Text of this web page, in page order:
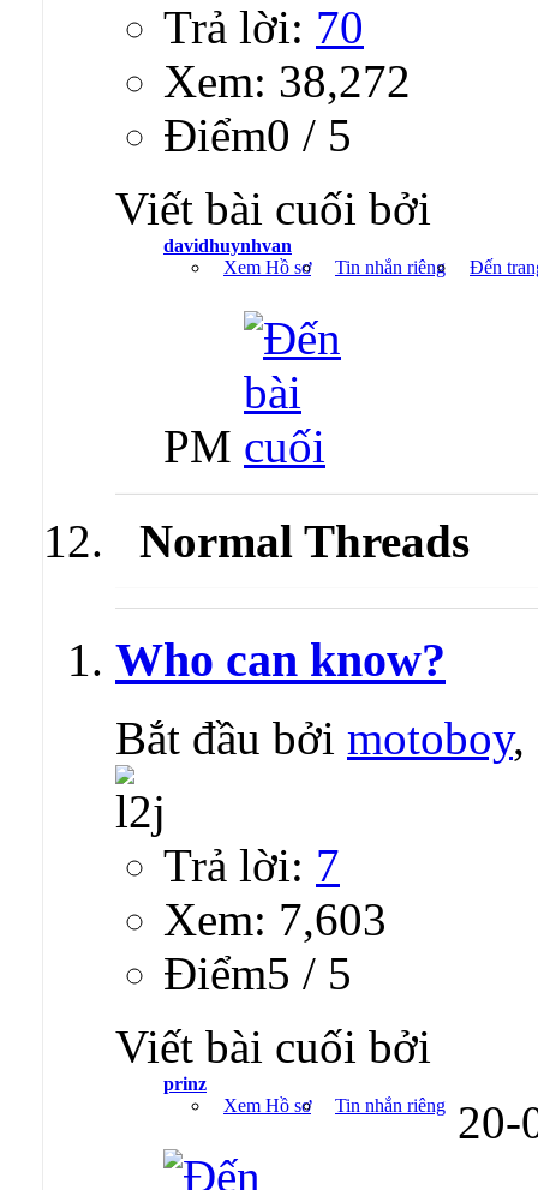
Trả lời: 70
Xem: 38,272
Ðiểm0 / 5
Viết bài cuối bởi
davidhuynhvan
Xem Hồ sơ
Tin nhắn riêng Đến
PM
Normal Threads
Who can know?
Bắt đầu bởi motoboy,
Trả lời: 7
Xem: 7,603
Ðiểm5 / 5
Viết bài cuối bởi
prinz
Xem Hồ sơ
Tin nhắn riêng 20-